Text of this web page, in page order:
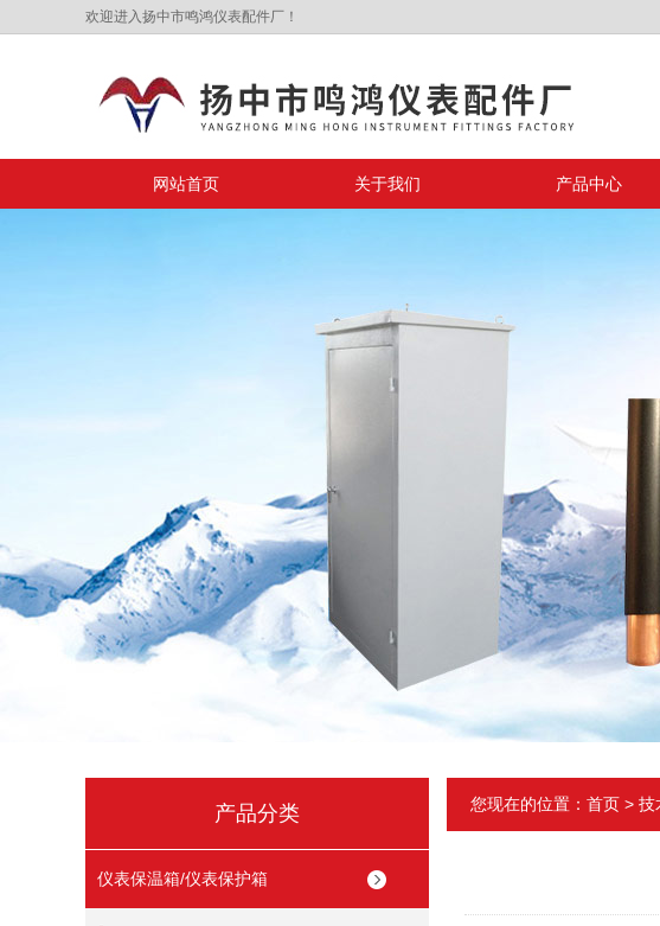
欢迎进入扬中市鸣鸿仪表配件厂！
网站首页 关于我们 产品中心
产品分类
仪表保温箱/仪表保护箱
您现在的位置： 首页 > 技